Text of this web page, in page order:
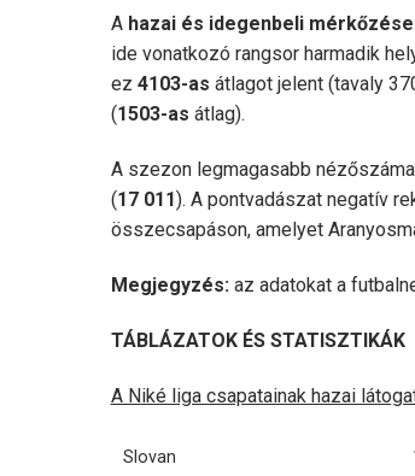
A hazai és idegenbeli
ide vonatkozó rangsor harmadik
ez 4103-as átlagot jelent (tavaly
(1503-as átlag).
A szezon legmagasabb
(17 011). A pontvadászat negatív
összecsapáson, amelyet
Megjegyzés:az adatokat a
TÁBLÁZATOK ÉS STATISZTIKÁK
A Niké liga csapatainak hazai
Slovan